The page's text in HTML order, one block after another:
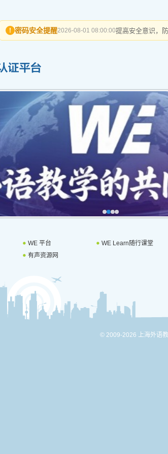
! 密码安全提醒2026-08-01 08:00:00提高安全意识，
WE 平台 WE Learn随行课堂
有声资源网
© 2009-2026 上海外语